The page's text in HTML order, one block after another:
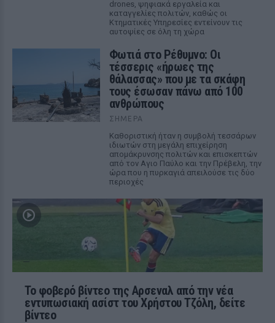
drones, ψηφιακά εργαλεία και
καταγγελίες πολιτών, καθώς οι
Κτηματικές Υπηρεσίες εντείνουν τις
αυτοψίες σε όλη τη χώρα
Φωτιά στο Ρέθυμνο: Οι
τέσσερις «ήρωες της
θάλασσας» που με τα σκάφη
τους έσωσαν πάνω από 100
ανθρώπους
ΣΉΜΕΡΑ
Καθοριστική ήταν η συμβολή τεσσάρων
ιδιωτών στη μεγάλη επιχείρηση
απομάκρυνσης πολιτών και επισκεπτών
από τον Αγιο Παύλο και την Πρέβελη, την
ώρα που η πυρκαγιά απειλούσε τις δύο
περιοχές
Το φοβερό βίντεο της Αρσεναλ από την νέα
εντυπωσιακή ασίστ του Χρήστου Τζόλη, δείτε
βίντεο